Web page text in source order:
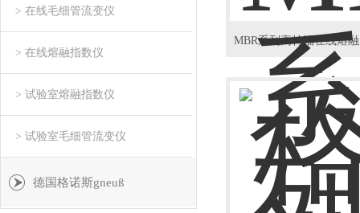
> 在线毛细管流变仪
> 在线熔融指数仪
> 试验室熔融指数仪
> 试验室毛细管流变仪
德国格诺斯gneuß